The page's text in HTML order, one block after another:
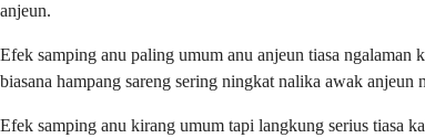
anjeun.
Efek samping anu paling umum anu anjeun tiasa ngalaman
biasana hampang sareng sering ningkat nalika awak anjeun
Efek samping anu kirang umum tapi langkung serius tiasa